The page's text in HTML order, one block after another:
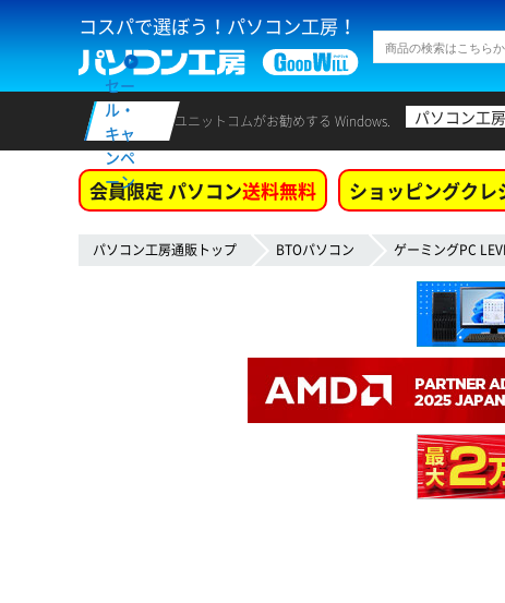
コスパで選ぼう！パソコン工房！
セー
ル・
キャ
ンペ
ーン
ユニットコムがお勧めする Windows. パソコン工
会員限定 パソコン送料無料 ショッピングク
パソコン工房通販トップ BTOパソコン ゲーミングPC